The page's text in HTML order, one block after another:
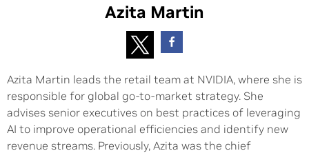
Azita Martin
Azita Martin leads the retail team at NVIDIA, where she is
responsible for global go-to-market strategy. She
advises senior executives on best practices of leveraging
AI to improve operational efficiencies and identify new
revenue streams. Previously, Azita was the chief